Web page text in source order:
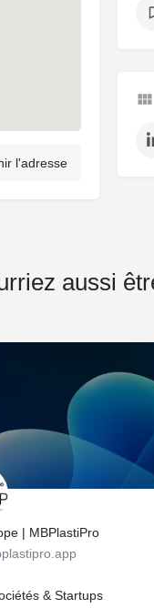
l'adresse
aussi
| MBPlastiPro
des Balcons de la Roseraie,
& Startups